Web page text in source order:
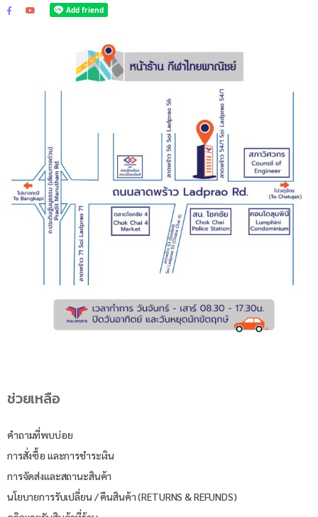
ช่วยเหลือ
คำถามที่พบบ่อย
การสั่งซื้อ และการชำระเงิน
การจัดส่งและสถานะสินค้า
นโยบายการรับเปลี่ยน / คืนสินค้า (RETURNS & REFUNDS)